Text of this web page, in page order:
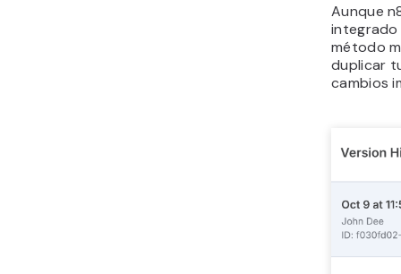
Aunque
integrado
método
duplicar
cambios